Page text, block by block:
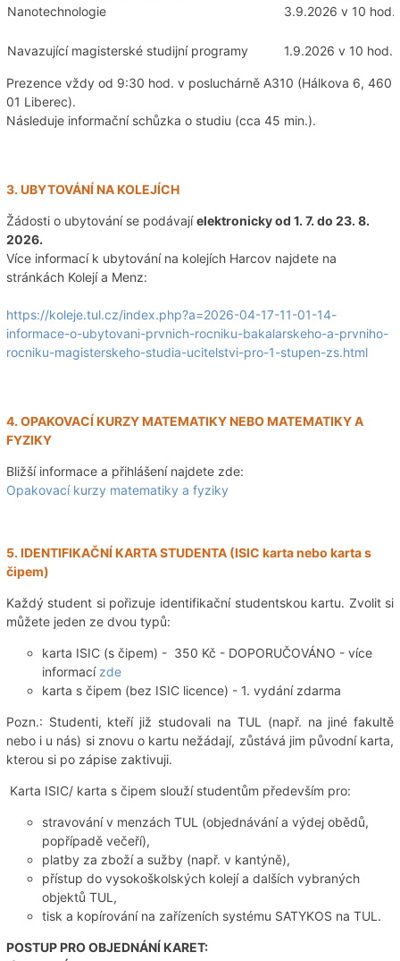
Nanotechnologie
3.9.2026 v 10 hod.
Navazující magisterské studijní programy 1.9.2026 v 10 hod.
Prezence vždy od 9:30 hod. v posluchárně A310 (Hálkova 6, 460
01 Liberec).
Následuje informační schůzka o studiu (cca 45 min.).
3. UBYTOVÁNÍ NA KOLEJÍCH
Žádosti o ubytování se podávajíelektronicky od 1. 7. do 23. 8.
2026.
Více informací k ubytování na kolejích Harcov najdete na
stránkách Kolejí a Menz:
https://koleje.tul.cz/index.php?a=2026-04-17-11-01-14-
informace-o-ubytovani-prvnich-rocniku-bakalarskeho-a-prvniho-
rocniku-magisterskeho-studia-ucitelstvi-pro-1-stupen-zs.html
4. OPAKOVACÍ KURZY MATEMATIKY NEBO MATEMATIKY A
FYZIKY
Bližší informace a přihlášení najdete zde:
Opakovací kurzy matematiky a fyziky
5. IDENTIFIKAČNÍ KARTA STUDENTA (ISIC karta nebo karta s
čipem)
Každý student si pořizuje identifikační studentskou kartu. Zvolit si
můžete jeden ze dvou typů:
karta ISIC (s čipem) - 350 Kč - DOPORUČOVÁNO - více
informací zde
karta s čipem (bez ISIC licence) - 1. vydání zdarma
Pozn.: Studenti, kteří již studovali na TUL (např. na jiné fakultě
nebo i u nás) si znovu o kartu nežádají, zůstává jim původní karta,
kterou si po zápise zaktivuji.
Karta ISIC/ karta s čipem slouží studentům především pro:
stravování v menzách TUL (objednávání a výdej obědů,
popřípadě večeří),
platby za zboží a sužby (např. v kantýně),
přístup do vysokoškolských kolejí a dalších vybraných
objektů TUL,
tisk a kopírování na zařízeních systému SATYKOS na TUL.
POSTUP PRO OBJEDNÁNÍ KARET: